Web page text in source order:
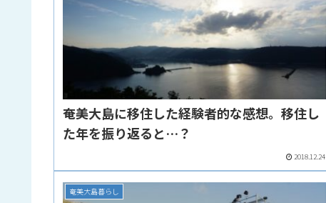
奄美大島に移住した経験者的な感想。移住し
た年を振り返ると…？
2018.12.24
奄美大島暮らし